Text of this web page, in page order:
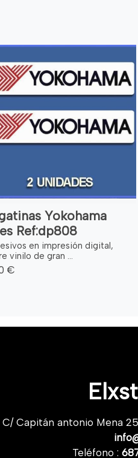
Yokohama
Ref:dp808
en impresión digital,
vinilo de gran ...
€
C/ Capitán antonio Mena
Teléfono :